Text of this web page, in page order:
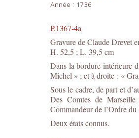
Année : 1736
P.1367-4a
Gravure de Claude Drevet
H. 52,5 ; L. 39,5 cm
Dans la bordure intérieure
Michel » ; et à droite : «
Sous le cadre, de part et
Des Comtes de
Commandeur de l’Ordre
Deux états connus.